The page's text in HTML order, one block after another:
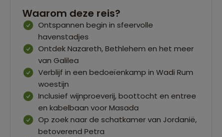
Waarom deze reis?
Ontspannen begin in sfeervolle
havenstadjes
Ontdek Nazareth, Bethlehem en het meer
van Galilea
Verblijf in een bedoeïenkamp in Wadi Rum
woestijn
Inclusief wijnproeverij, boottocht en entree
en kabelbaan voor Masada
Op zoek naar de schatkamer van Jordanië,
betoverend Petra